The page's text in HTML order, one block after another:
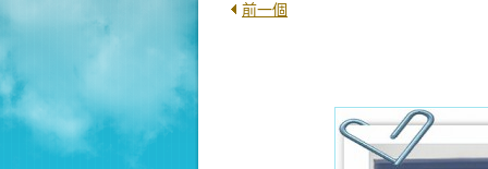
前一個